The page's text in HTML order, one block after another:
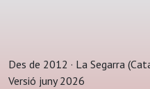
Des de 2012 · La Segarra
Versió juny 2026